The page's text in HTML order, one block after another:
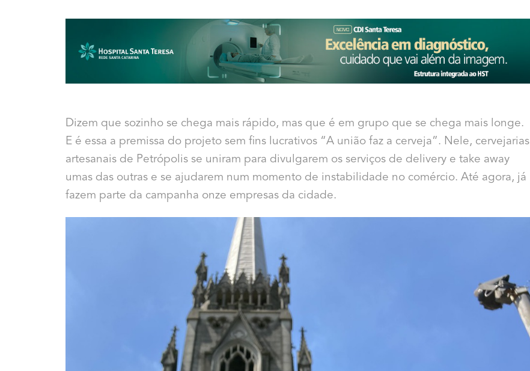
Dizem que sozinho se chega mais rápido, mas que é em grupo que se chega mais longe.
E é essa a premissa do projeto sem fins lucrativos “A união faz a cerveja”. Nele, cervejarias
artesanais de Petrópolis se uniram para divulgarem os serviços de delivery e take away
umas das outras e se ajudarem num momento de instabilidade no comércio. Até agora, já
fazem parte da campanha onze empresas da cidade.